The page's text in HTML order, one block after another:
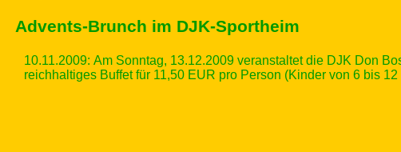
Advents-Brunch im DJK-Sportheim
10.11.2009: Am Sonntag, 13.12.2009 veranstaltet die DJK Don
reichhaltiges Buffet für 11,50 EUR pro Person (Kinder von 6 bis